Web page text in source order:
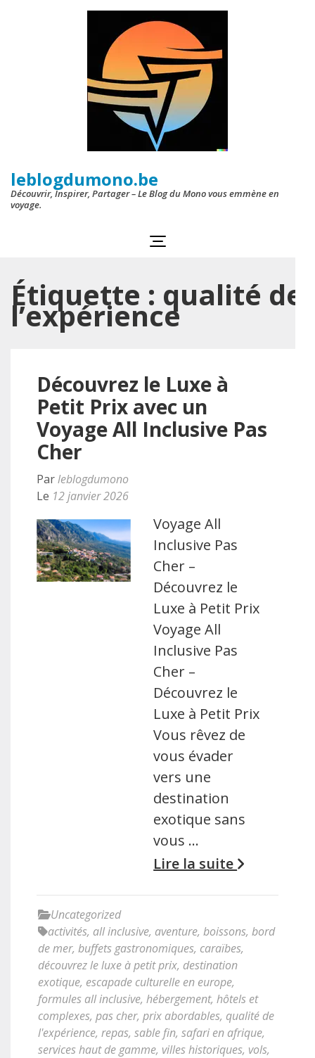
leblogdumono.be
Découvrir, Inspirer, Partager – Le Blog du Mono vous emmène en
voyage.
Étiquette : qualité de
l’expérience
Découvrez le Luxe à
Petit Prix avec un
Voyage All Inclusive Pas
Cher
Parleblogdumono
Le 12 janvier 2026
Voyage All
Inclusive Pas
Cher –
Découvrez le
Luxe à Petit Prix
Voyage All
Inclusive Pas
Cher –
Découvrez le
Luxe à Petit Prix
Vous rêvez de
vous évader
vers une
destination
exotique sans
vous …
Lire la suite
Uncategorized
activités, all inclusive, aventure, boissons, bord
de mer, buffets gastronomiques, caraïbes,
découvrez le luxe à petit prix, destination
exotique, escapade culturelle en europe,
formules all inclusive, hébergement, hôtels et
complexes, pas cher, prix abordables, qualité de
l'expérience, repas, sable fin, safari en afrique,
services haut de gamme, villes historiques, vols,